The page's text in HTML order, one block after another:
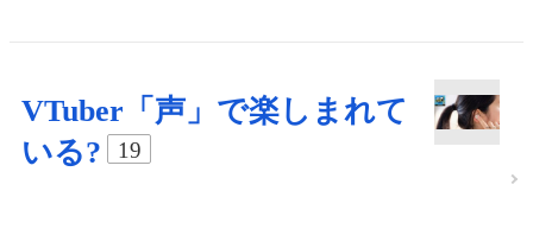
VTuber「声」で楽しまれて
いる?
19